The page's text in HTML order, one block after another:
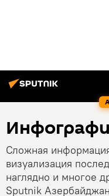
Сложная
визуализация
наглядно и многое
Sputnik Азербайджан